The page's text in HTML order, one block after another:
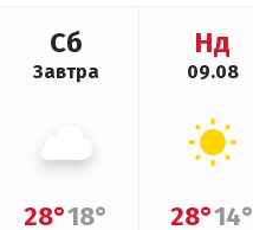
Сб
Завтра
28°18°
Нд
09.08
28°14°